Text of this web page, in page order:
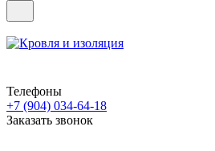
Телефоны
+7 (904) 034-64-18
Заказать звонок